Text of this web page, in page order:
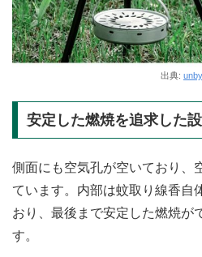
出典: unby
安定した燃焼を追求した
側面にも空気孔が空いており、
ています。内部は蚊取り線香自
おり、最後まで安定した燃焼が
す。